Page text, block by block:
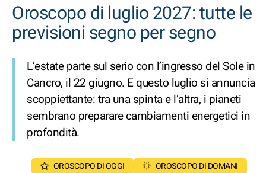
Oroscopo di luglio 2027: tutte le
previsioni segno per segno
L’estate parte sul serio con l’ingresso del Sole in
Cancro, il 22 giugno. E questo luglio si annuncia
scoppiettante: tra una spinta e l’altra, i pianeti
sembrano preparare cambiamenti energetici in
profondità.
OROSCOPO DI OGGI
OROSCOPO DI DOMANI